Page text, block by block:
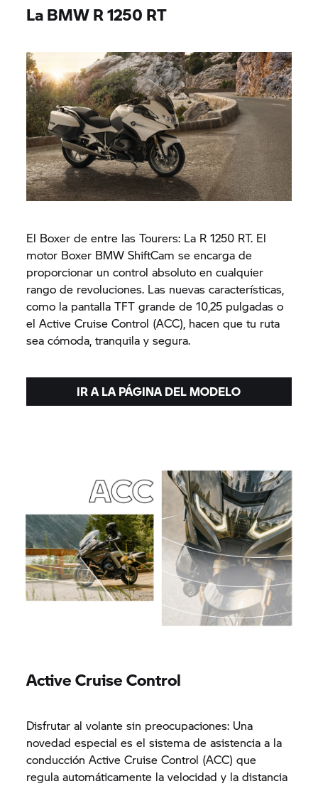
La BMWR 1250 RT
El Boxer de entre las Tourers: La R 1250 RT. El
motor Boxer BMW ShiftCam se encarga de
proporcionar un control absoluto en cualquier
rango de revoluciones. Las nuevas características,
como la pantalla TFT grande de 10,25 pulgadas o
el Active Cruise Control (ACC), hacen que tu ruta
sea cómoda, tranquila y segura.
IR A LA PÁGINA DEL MODELO
Active Cruise Control
Disfrutar al volante sin preocupaciones: Una
novedad especial es el sistema de asistencia a la
conducción Active Cruise Control (ACC) que
regula automáticamente la velocidad y la distancia